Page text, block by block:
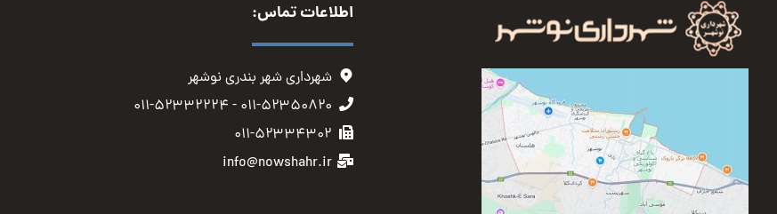
اطلاعات تماس:
شهرداری شهر بندری نوشهر
۰۱۱-۵۲۳۵۰۸۲۰ - ۰۱۱-۵۲۳۳۲۲۲۴
۰۱۱-۵۲۳۳۴۳۰۲
info@nowshahr.ir